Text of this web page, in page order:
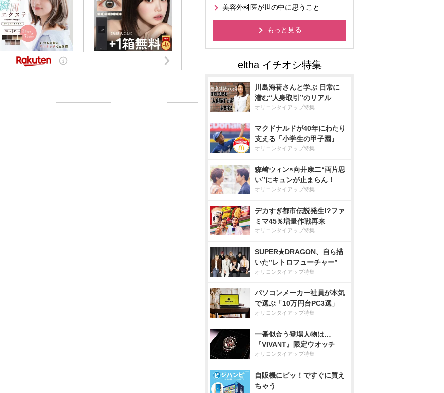
美容外科医が世の中に思うこと
もっと見る
川島海荷さんと学ぶ 日常に
潜む“人身取引”のリアル
オリコンタイアップ特集
マクドナルドが40年にわたり
支える「小学生の甲子園」
オリコンタイアップ特集
森崎ウィン×向井康二“両片思
い”にキュンが止まらん！
オリコンタイアップ特集
デカすぎ都市伝説発生!?ファ
ミマ45％増量作戦再来
オリコンタイアップ特集
SUPER★DRAGON、自ら描
いた”レトロフューチャー”
オリコンタイアップ特集
パソコンメーカー社員が本気
で選ぶ「10万円台PC3選」
オリコンタイアップ特集
一番似合う登場人物は…
『VIVANT』限定ウオッチ
オリコンタイアップ特集
自販機にピッ！ですぐに買え
ちゃう